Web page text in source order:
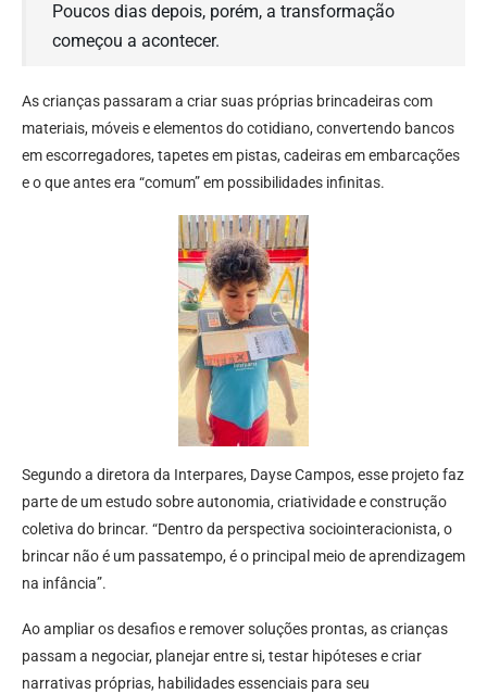
Poucos dias depois, porém, a transformação
começou a acontecer.
As crianças passaram a criar suas próprias brincadeiras com
materiais, móveis e elementos do cotidiano, convertendo bancos
em escorregadores, tapetes em pistas, cadeiras em embarcações
e o que antes era “comum” em possibilidades infinitas.
Segundo a diretora da Interpares, Dayse Campos, esse projeto faz
parte de um estudo sobre autonomia, criatividade e construção
coletiva do brincar. “Dentro da perspectiva sociointeracionista, o
brincar não é um passatempo, é o principal meio de aprendizagem
na infância”.
Ao ampliar os desafios e remover soluções prontas, as crianças
passam a negociar, planejar entre si, testar hipóteses e criar
narrativas próprias, habilidades essenciais para seu